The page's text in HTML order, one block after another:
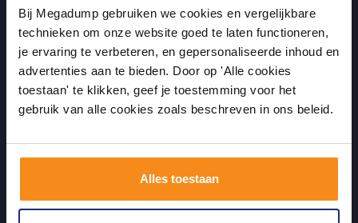
Bij Megadump gebruiken we cookies en vergelijkbare
technieken om onze website goed te laten functioneren,
je ervaring te verbeteren, en gepersonaliseerde inhoud en
advertenties aan te bieden. Door op 'Alle cookies
toestaan' te klikken, geef je toestemming voor het
gebruik van alle cookies zoals beschreven in ons beleid.
Alles toestaan
Over ons
uw sanitairwinkel in Wormer waar u niet alleen in onze showroom
terecht kunt voor badkamertegels en sanitair, maar ook via de